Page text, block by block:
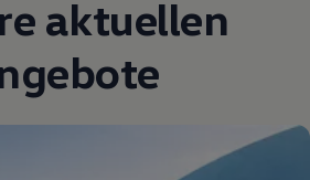
Unfallhilfe
aktuellen